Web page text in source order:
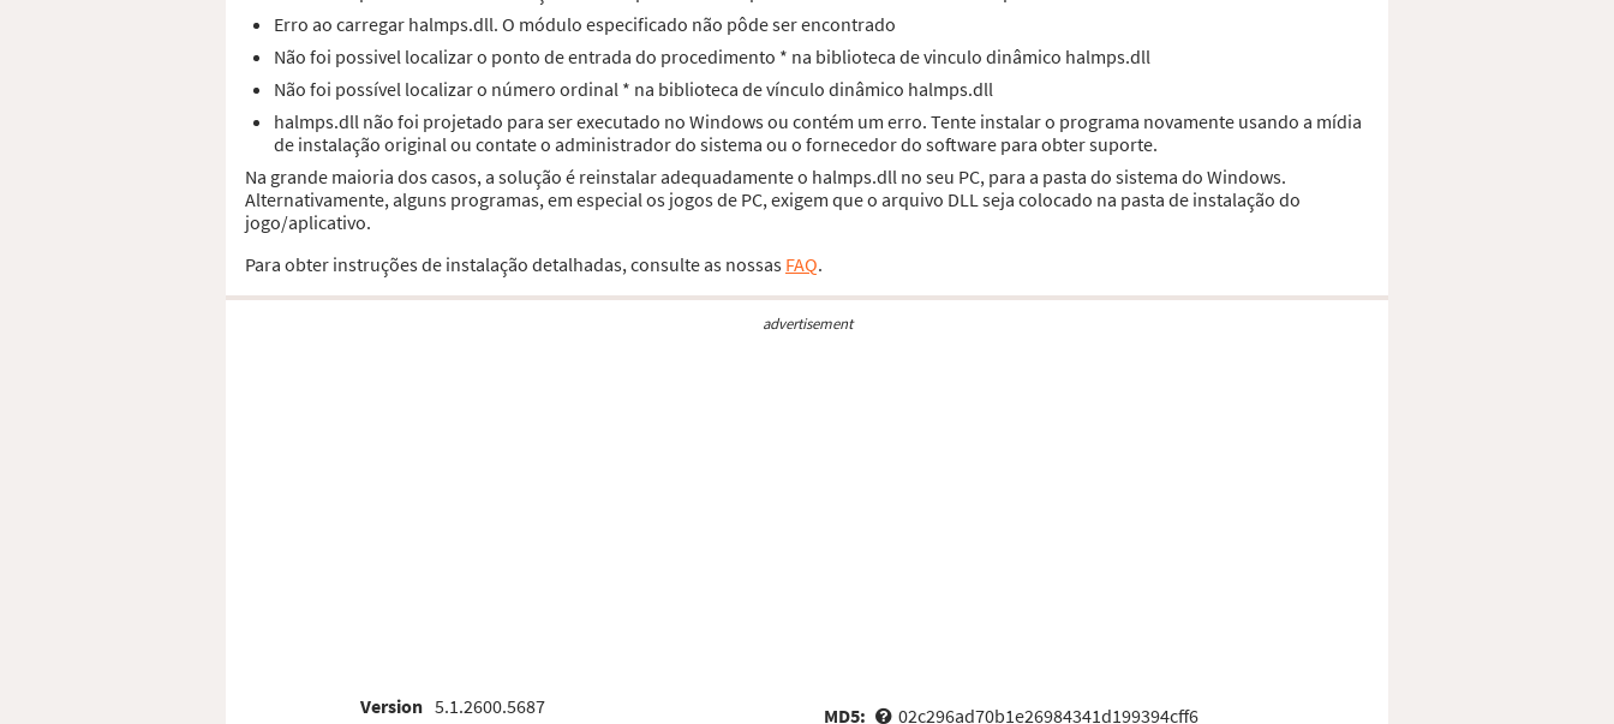
Erro ao carregar halmps.dll. O módulo especificado não pôde ser encontrado
Não foi possivel localizar o ponto de entrada do procedimento * na biblioteca de vinculo dinâmico halmps.dll
Não foi possível localizar o número ordinal * na biblioteca de vínculo dinâmico halmps.dll
halmps.dll não foi projetado para ser executado no Windows ou contém um erro. Tente instalar o programa novamente usando a mídia
de instalação original ou contate o administrador do sistema ou o fornecedor do software para obter suporte.
Na grande maioria dos casos, a solução é reinstalar adequadamente o halmps.dll no seu PC, para a pasta do sistema do Windows.
Alternativamente, alguns programas, em especial os jogos de PC, exigem que o arquivo DLL seja colocado na pasta de instalação do
jogo/aplicativo.
Para obter instruções de instalação detalhadas, consulte as nossas FAQ.
advertisement
Version 5.1.2600.5687
MD5:
02c296ad70b1e26984341d199394cff6